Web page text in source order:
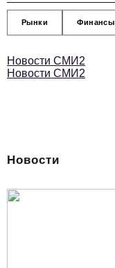
Рынки Финансы
Новости СМИ2
Новости СМИ2
Новости